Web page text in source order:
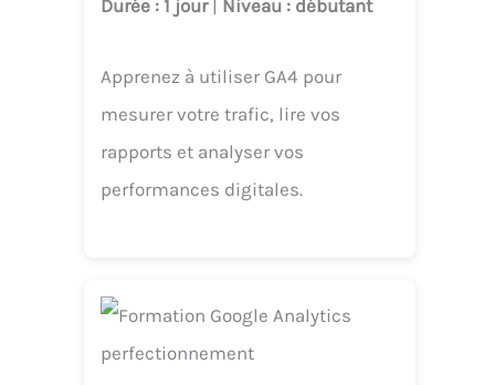
Durée : 1 jour Niveau : débutant
Apprenez à utiliser GA4 pour
mesurer votre trafic, lire vos
rapports et analyser vos
performances digitales.